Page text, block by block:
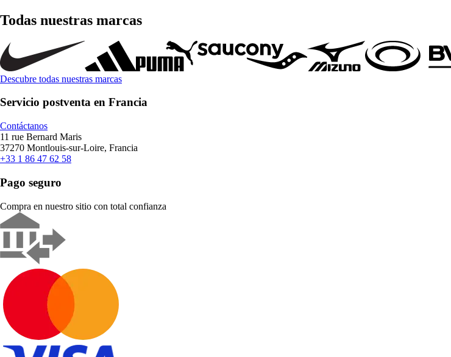
Todas nuestras marcas
Descubre todas nuestras marcas
Servicio postventa en Francia
Contáctanos
11 rue Bernard Maris
37270 Montlouis-sur-Loire, Francia
+33 1 86 47 62 58
Pago seguro
Compra en nuestro sitio con total confianza